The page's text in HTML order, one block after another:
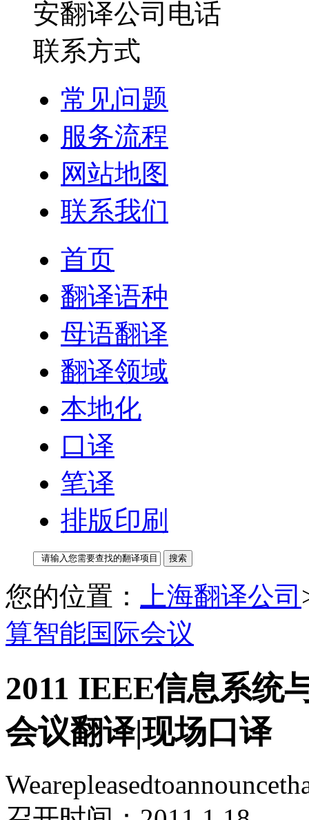
常见问题
服务流程
网站地图
联系我们
首页
翻译语种
母语翻译
翻译领域
本地化
口译
笔译
排版印刷
您的位置： 上海翻译公司
算智能国际会议
2011 IEEE信息系统
会议翻译|现场口译